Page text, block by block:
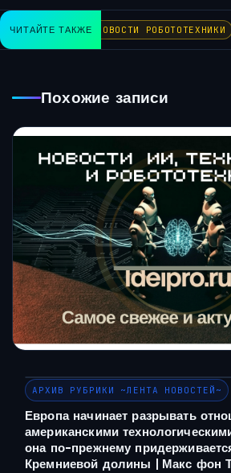
ЧИТАЙТЕ ТАКЖЕНОВОСТИ РОБОТОТЕХНИКИ
Похожие записи
АРХИВ РУБРИКИ ~ЛЕНТА НОВОСТЕЙ~
Европа начинает разрывать
американскими
она по-прежнему
Кремниевой долины | Макс фон